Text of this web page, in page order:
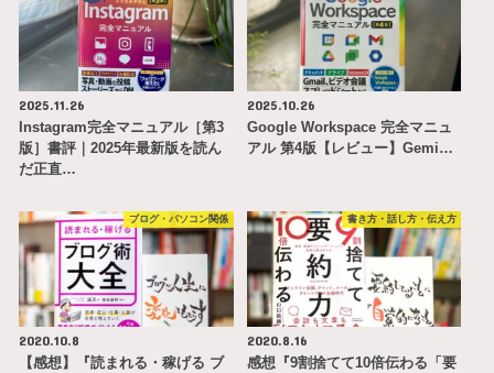
2025.11.26
Instagram完全マニュアル［第3
版］書評｜2025年最新版を読ん
だ正直…
2025.10.26
Google Workspace 完全マニュ
アル 第4版【レビュー】Gemi…
ブログ・パソコン関係
2020.10.8
【感想】『読まれる・稼げる ブ
書き方・話し方・伝え方
2020.8.16
感想『9割捨てて10倍伝わる「要